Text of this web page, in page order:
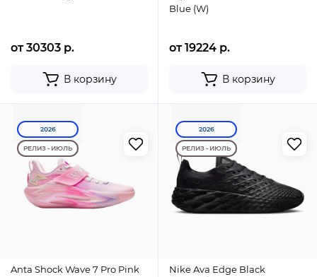
от 30303 р.
В корзину
Blue (W)
от 19224 р.
В корзину
2026
РЕЛИЗ - ИЮЛЬ
Anta Shock Wave 7 Pro Pink
2026
РЕЛИЗ - ИЮЛЬ
Nike Ava Edge Black